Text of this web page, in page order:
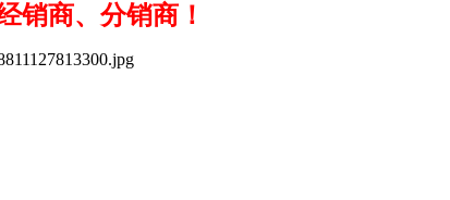
销商、分销商！